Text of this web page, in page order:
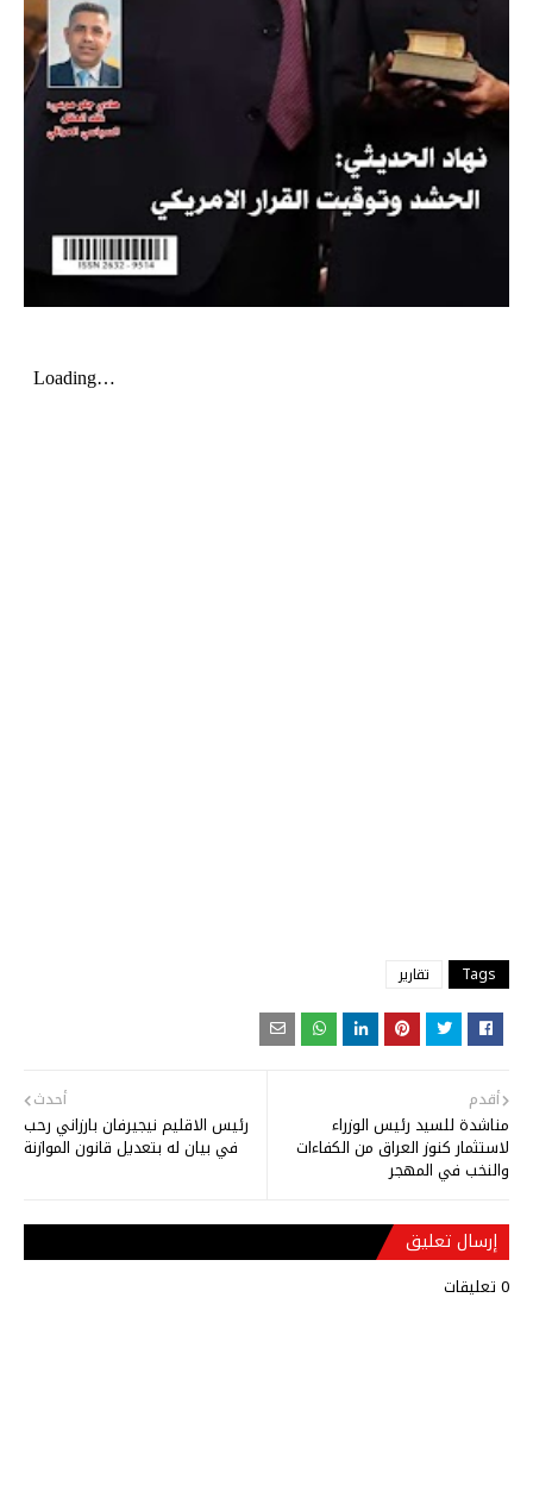
Tags تقارير
أحدث
رئيس الاقليم نيجيرفان بارزاني رحب
في بيان له بتعديل قانون الموازنة
أقدم
مناشدة للسيد رئيس الوزراء
لاستثمار كنوز العراق من الكفاءات
والنخب في المهجر
إرسال تعليق
0 تعليقات